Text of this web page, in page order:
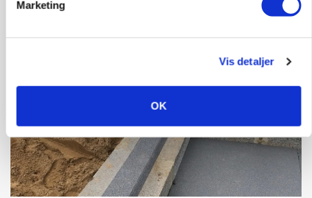
Marketing
Vis detaljer
OK